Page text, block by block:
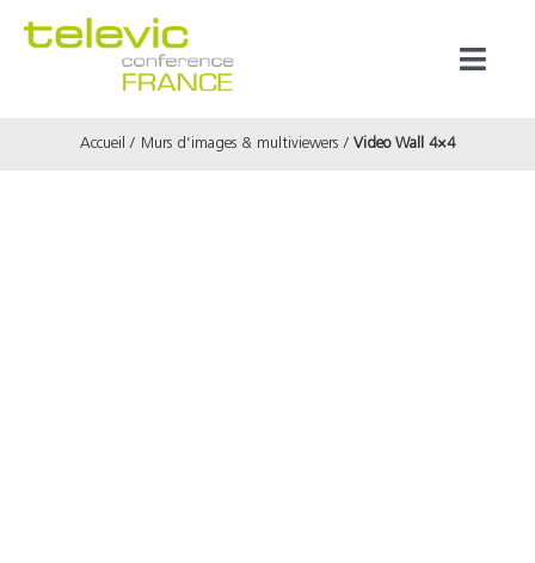
Accueil Murs d’images & multiviewers Video Wall 4×4